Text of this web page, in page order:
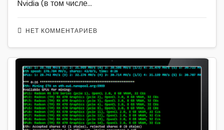
НЕТ КОММЕНТАРИЕВ
Nvidia (в том числе…